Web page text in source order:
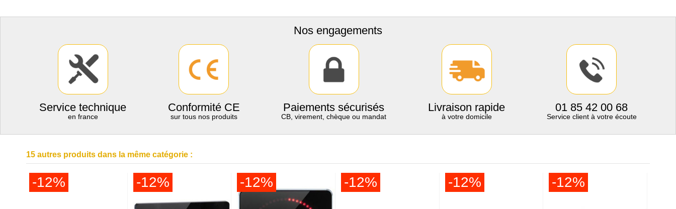
Nos engagements
Service technique
en france
Conformité CE
sur tous nos produits
Paiements sécurisés
CB, virement, chèque ou mandat
Livraison rapide
à votre domicile
01 85 42 00 68
Service client à votre écoute
15 autres produits dans la même catégorie :
-12% -12% -12% -12% -12% -12%